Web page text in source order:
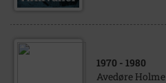
1970 - 1980
Avedøre Holme